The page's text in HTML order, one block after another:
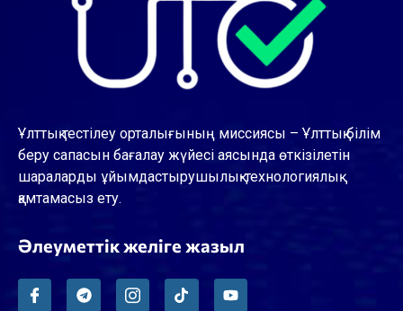
Ұлттық тестілеу орталығының миссиясы – Ұлттық білім
беру сапасын бағалау жүйесі аясында өткізілетін
шараларды ұйымдастырушылық-технологиялық
қамтамасыз ету.
Әлеуметтік желіге жазыл